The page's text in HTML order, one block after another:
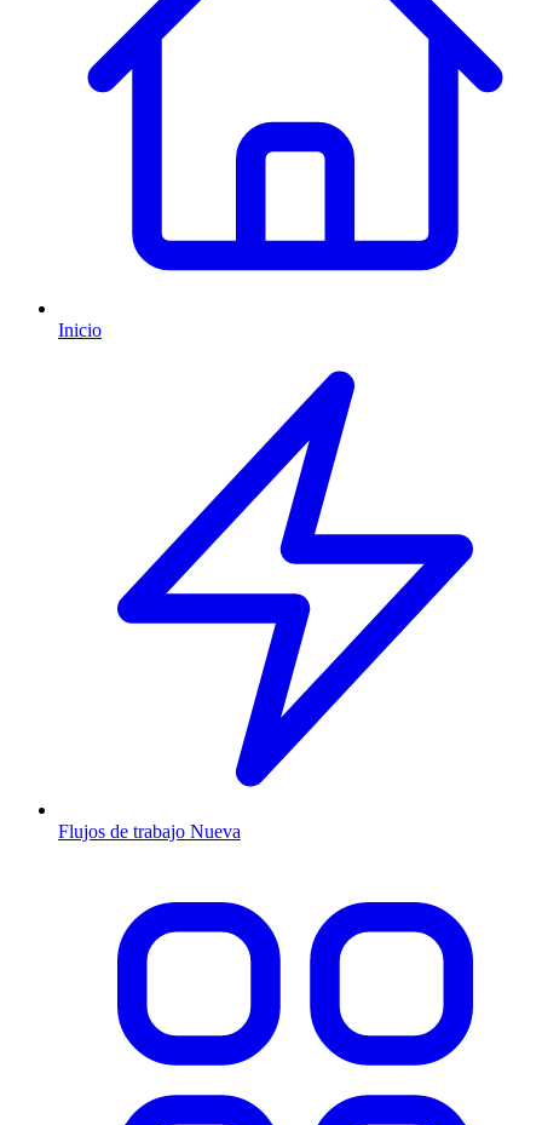
Inicio
Flujos de trabajo Nueva